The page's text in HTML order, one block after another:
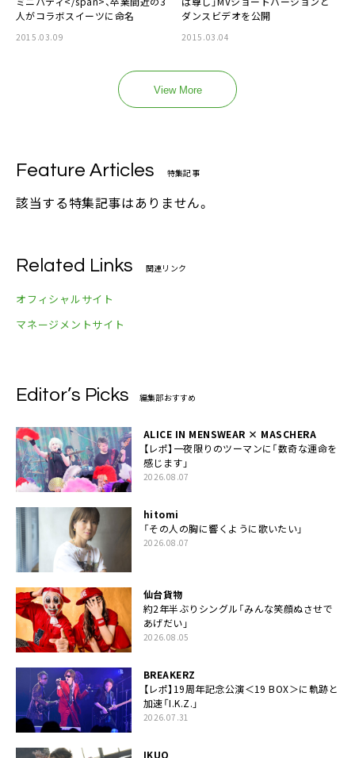
人がコラボスイーツに命名
2015.03.09
ダンスビデオを公開
2015.03.04
View More
Feature Articles 特集記事
該当する特集記事はありません。
Related Links 関連リンク
オフィシャルサイト
マネージメントサイト
Editor’s Picks 編集部おすすめ
ALICE IN MENSWEAR × MASCHERA
【レポ】一夜限りのツーマンに「数奇な運命を
感じます」
2026.08.07
hitomi
「その人の胸に響くように歌いたい」
2026.08.07
仙台貨物
約2年半ぶりシングル「みんな笑顔ぬさせで
あげだい」
2026.08.05
BREAKERZ
【レポ】19周年記念公演＜19 BOX＞に軌跡と
加速「I.K.Z.」
2026.07.31
IKUO